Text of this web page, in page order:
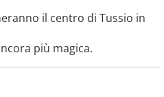
il centro di Tussio in
più magica.